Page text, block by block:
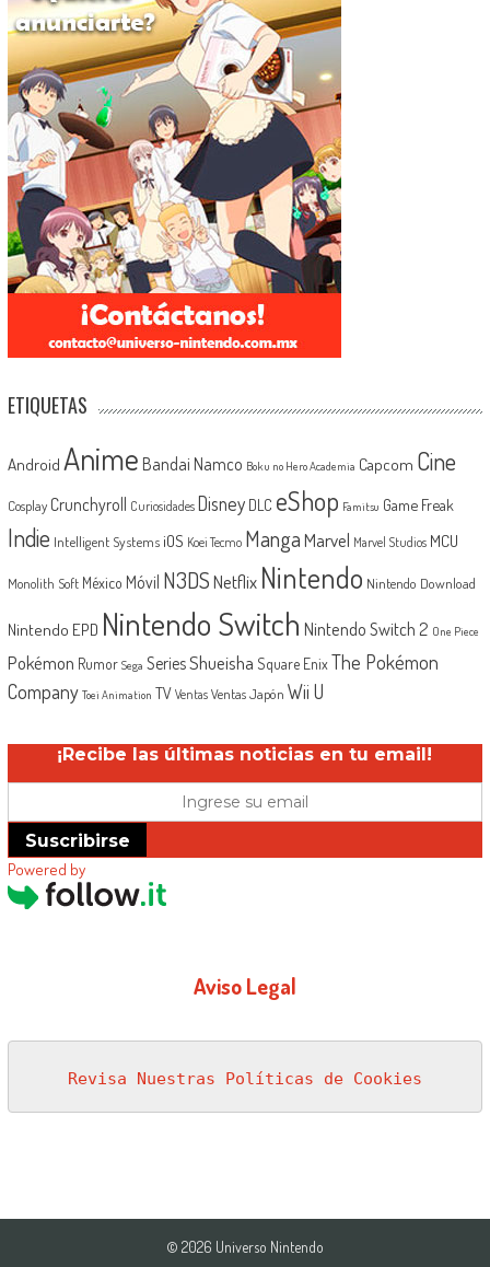
ETIQUETAS
Android Anime Bandai Namco Boku no Hero Academia Capcom Cine
Cosplay Crunchyroll Curiosidades Disney DLC eShop Famitsu Game Freak
Indie Intelligent Systems iOS Koei Tecmo MangaMarvel Marvel Studios MCU
Monolith Soft México Móvil N3DSNetflix Nintendo Nintendo Download
Nintendo EPD Nintendo Switch Nintendo Switch 2 One Piece
Pokémon Rumor Sega SeriesShueisha Square EnixThe Pokémon
Company Toei Animation TV Ventas Ventas Japón Wii U
¡Recibe las últimas noticias en tu email!
Suscribirse
Powered by
Aviso Legal
Revisa Nuestras Políticas de Cookies
© 2026 Universo Nintendo